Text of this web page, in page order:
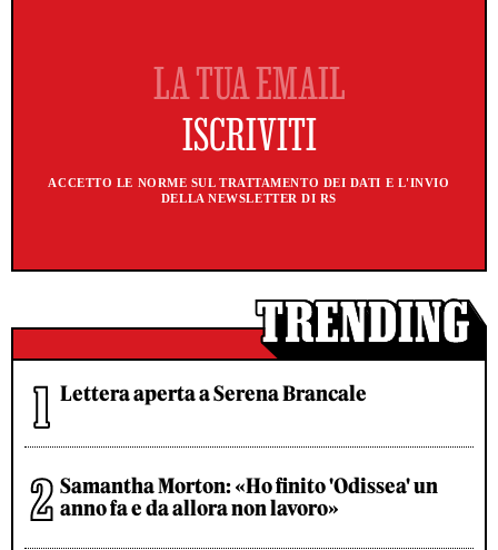
ACCETTO LE NORME SUL TRATTAMENTO DEI DATI E L'INVIO
DELLA NEWSLETTER DI RS
Lettera aperta a Serena Brancale
Samantha Morton: «Ho finito 'Odissea' un
anno fa e da allora non lavoro»